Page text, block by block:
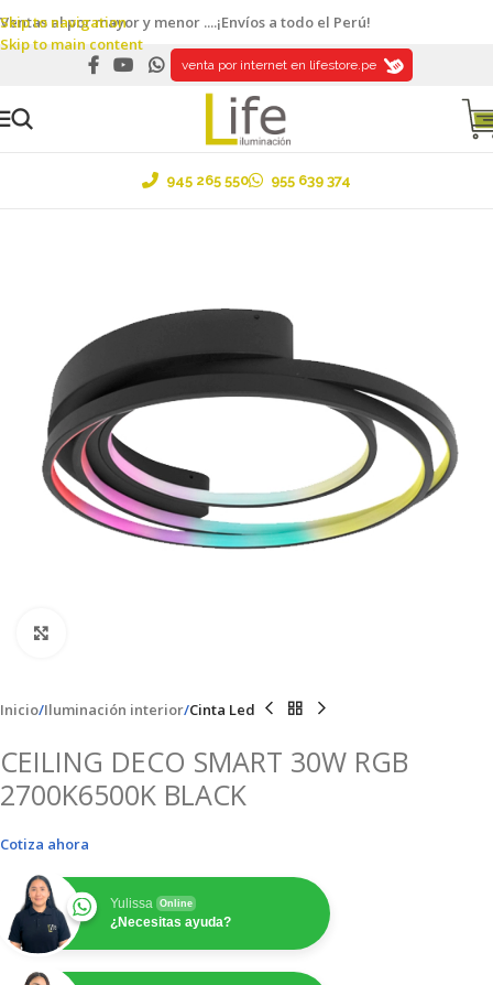
Skip to navigation
Skip to main content
Ventas al por mayor y menor ....¡Envíos a todo el Perú!
venta por internet en lifestore.pe
945 265 550 955 639 374
Inicio Iluminación interior Cinta Led
CEILING DECO SMART 30W RGB
2700K6500K BLACK
Cotiza ahora
Yulissa Online
¿Necesitas ayuda?